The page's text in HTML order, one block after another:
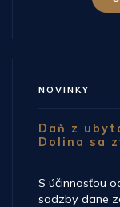
NOVINKY
Daň z
Dolina sa
S účinnosťou
sadzby dane